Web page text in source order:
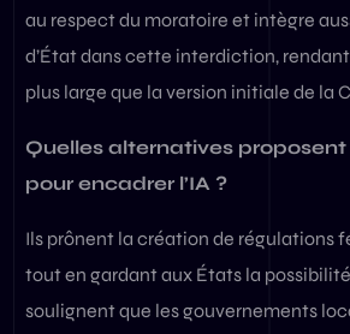
au respect du moratoire et intègre
d’État dans cette interdiction,
plus large que la version initiale de la
Quelles alternatives
pour encadrer l’IA ?
Ils prônent la création de régulations
tout en gardant aux États la
soulignent que les gouvernements